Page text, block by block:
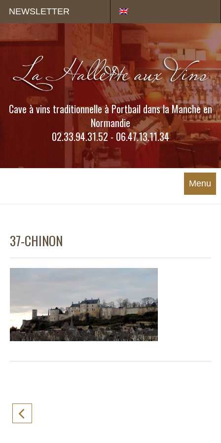
NEWSLETTER
Cave à vins traditionnelle à Portbail dans la Manche en
Normandie
02.33.94.31.52 - 06.47.13.11.34
Menu
37-CHINON
Panneau de gestion des cookies